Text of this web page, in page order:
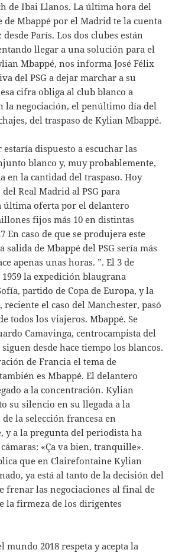
de Ibai Llanos. La última hora del
de Mbappé por el Madrid te la cuenta
desde París. Los dos clubes están
llegar a una solución para el
Mbappé, nos informa José Félix
del PSG a dejar marchar a su
cifra obliga al club blanco a
la negociación, el penúltimo día del
del traspaso de Kylian Mbappé.
dispuesto a escuchar las
blanco y, muy probablemente,
en la cantidad del traspaso. Hoy
Real Madrid al PSG para
última oferta por el delantero
fijos más 10 en distintas
En caso de que se produjera este
de Mbappé del PSG sería más
apenas unas horas. ”. El 3 de
la expedición blaugrana
partido de Copa de Europa, y la
reciente el caso del Manchester, pasó
todos los viajeros. Mbappé. Se
Camavinga, centrocampista del
desde hace tiempo los blancos.
de Francia el tema de
es Mbappé. El delantero
a la concentración. Kylian
su silencio en su llegada a la
la selección francesa en
y a la pregunta del periodista ha
«Ça va bien, tranquille».
que en Clairefontaine Kylian
ya está al tanto de la decisión del
frenar las negociaciones al final de
la firmeza de los dirigentes
mundo 2018 respeta y acepta la